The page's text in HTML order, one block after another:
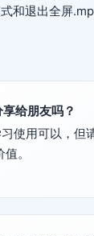
和退出全屏
给朋友吗？
使用可以，但
。